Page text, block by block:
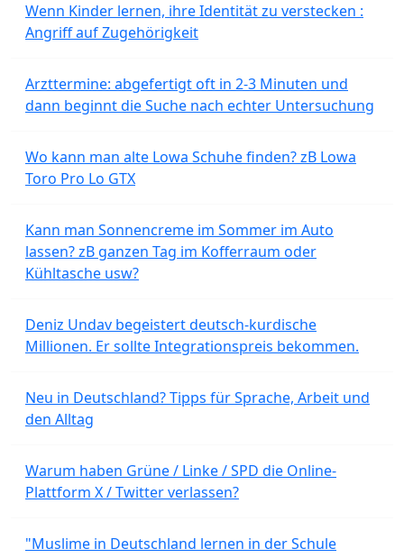
Wenn Kinder lernen, ihre Identität zu verstecken :
Angriff auf Zugehörigkeit
Arzttermine: abgefertigt oft in 2-3 Minuten und
dann beginnt die Suche nach echter Untersuchung
Wo kann man alte Lowa Schuhe finden? zB Lowa
Toro Pro Lo GTX
Kann man Sonnencreme im Sommer im Auto
lassen? zB ganzen Tag im Kofferraum oder
Kühltasche usw?
Deniz Undav begeistert deutsch-kurdische
Millionen. Er sollte Integrationspreis bekommen.
Neu in Deutschland? Tipps für Sprache, Arbeit und
den Alltag
Warum haben Grüne / Linke / SPD die Online-
Plattform X / Twitter verlassen?
"Muslime in Deutschland lernen in der Schule